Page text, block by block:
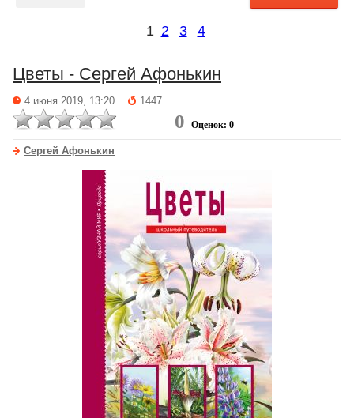
1 2 3 4
Цветы - Сергей Афонькин
4 июня 2019, 13:20 1447
0 Оценок: 0
Сергей Афонькин